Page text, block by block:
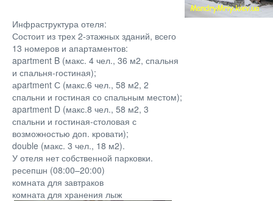
Инфраструктура отеля:
Состоит из трех 2-этажных зданий, всего
13 номеров и апартаментов:
apartment B (макс. 4 чел., 36 м2, спальня
и спальня-гостиная);
аpartment С (макс.6 чел., 58 м2, 2
спальни и гостиная со спальным местом);
apartment D (макс.8 чел., 58 м2, 3
спальни и гостиная-столовая с
возможностью доп. кровати);
double (макс. 3 чел., 18 м2).
У отеля нет собственной парковки.
ресепшн (08:00–20:00)
комната для завтраков
комната для хранения лыж